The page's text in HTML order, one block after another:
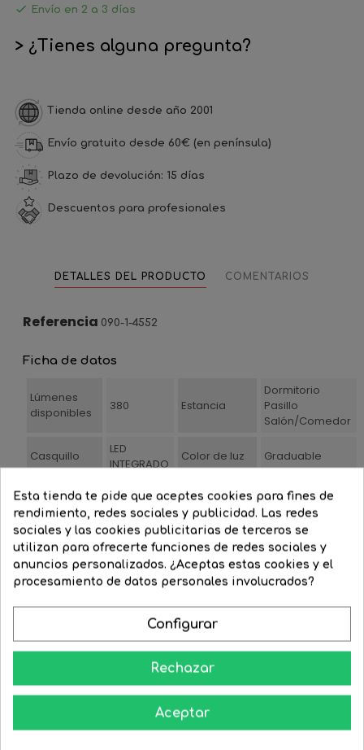
 Envío en 2 a 3 días
> ¿Tienes alguna pregunta?
Tienda online desde año 2001
Envío gratuito desde 60€ (en península)
Plazo de devolución: 15 días
Descuentos para profesionales
DETALLES DEL PRODUCTO COMENTARIOS
Referencia 090-1-4552
Ficha de datos
Lúmenes
disponibles
380 Estancia
Dormitorio
Pasillo
Salón/Comedor
Casquillo
LED
INTEGRADO
Color de luz Graduable
Voltaje 220/240 Watios
4
Estilo
Diseño Acabado Negro
Material Aluminio
Profundidad
artículo(cm)
5,7
Ancho
artículo(cm)
Altura
artículo(cm)
(horas de
30000
Grado de
protección
IP20
Grados de
45
Garantía
(años)
3
Ø Agujero
Esta tienda te pide que aceptes cookies para fines de
rendimiento, redes sociales y publicidad. Las redes
sociales y las cookies publicitarias de terceros se
utilizan para ofrecerte funciones de redes sociales y
anuncios personalizados. ¿Aceptas estas cookies y el
procesamiento de datos personales involucrados?
Configurar
Rechazar
Aceptar